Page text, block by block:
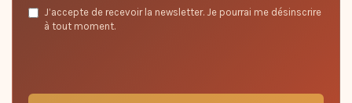
address
J’accepte de recevoir la newsletter. Je pourrai me désinscrire
à tout moment.